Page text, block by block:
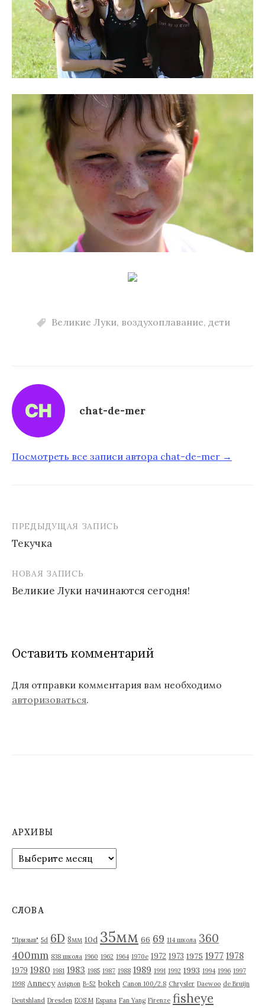
Великие Луки, воздухоплавание, дети
chat-de-mer
Посмотреть все записи автора chat-de-mer →
а
г
ц
и
п
и
с
м
ПРЕДЫДУЩАЯ ЗАПИСЬ
Текучка
НОВАЯ ЗАПИСЬ
Великие Луки начинаются сегодня!
Оставить комментарий
Для отправки комментария вам необходимо
авторизоваться.
АРХИВЫ
р
в
СЛОВА
"Призыв" 5d 6D 8мм 10d 35мм 66 69 114 школа 360
400mm 838 школа 1960 1962 1964 1970е 1972 1973 1975 1977 1978
1979 1980 1981 1983 1985 1987 1988 1989 1991 1992 1993 1994 1996 1997
1998 Annecy Avignon B-52 bokeh Canon 100/2.8 Chrysler Daewoo de Bruijn
Deutshland Dresden EOS M Espana Fan Yang Firenze fisheye